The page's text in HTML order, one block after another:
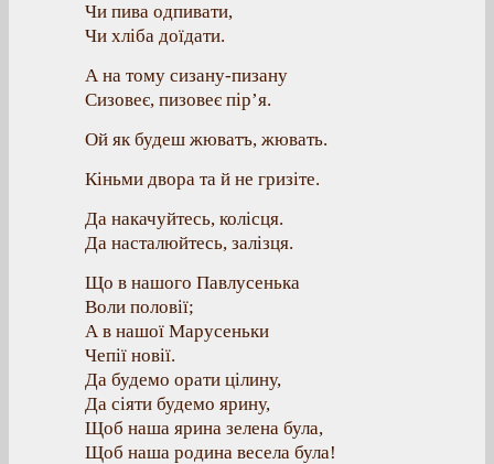
Чи пива одпивати,
Чи хліба доїдати.
А на тому сизану-пизану
Сизовеє, пизовеє пір’я.
Ой як будеш жюватъ, жювать.
Кіньми двора та й не гризіте.
Да накачуйтесь, колісця.
Да насталюйтесь, залізця.
Що в нашого Павлусенька
Воли половії;
А в нашої Марусеньки
Чепії новії.
Да будемо орати цілину,
Да сіяти будемо ярину,
Щоб наша ярина зелена була,
Щоб наша родина весела була!